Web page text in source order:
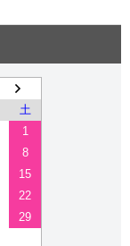
土
1
8
15
22
29